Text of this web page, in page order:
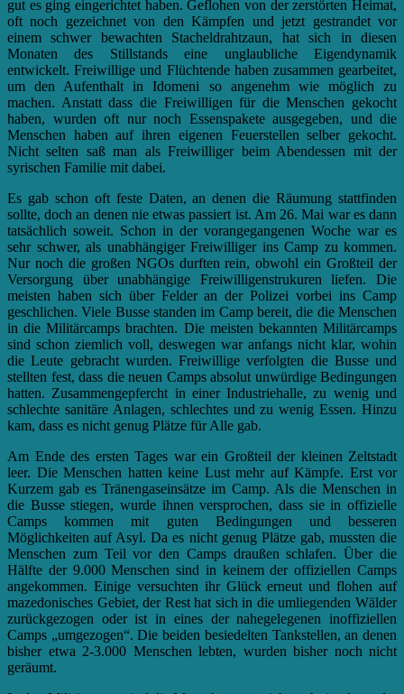
gut es ging eingerichtet haben. Geflohen von der zerstörten Heimat,
oft noch gezeichnet von den Kämpfen und jetzt gestrandet vor
einem schwer bewachten Stacheldrahtzaun, hat sich in diesen
Monaten des Stillstands eine unglaubliche Eigendynamik
entwickelt. Freiwillige und Flüchtende haben zusammen gearbeitet,
um den Aufenthalt in Idomeni so angenehm wie möglich zu
machen. Anstatt dass die Freiwilligen für die Menschen gekocht
haben, wurden oft nur noch Essenspakete ausgegeben, und die
Menschen haben auf ihren eigenen Feuerstellen selber gekocht.
Nicht selten saß man als Freiwilliger beim Abendessen mit der
syrischen Familie mit dabei.
Es gab schon oft feste Daten, an denen die Räumung stattfinden
sollte, doch an denen nie etwas passiert ist. Am 26. Mai war es dann
tatsächlich soweit. Schon in der vorangegangenen Woche war es
sehr schwer, als unabhängiger Freiwilliger ins Camp zu kommen.
Nur noch die großen NGOs durften rein, obwohl ein Großteil der
Versorgung über unabhängige Freiwilligenstrukuren liefen. Die
meisten haben sich über Felder an der Polizei vorbei ins Camp
geschlichen. Viele Busse standen im Camp bereit, die die Menschen
in die Militärcamps brachten. Die meisten bekannten Militärcamps
sind schon ziemlich voll, deswegen war anfangs nicht klar, wohin
die Leute gebracht wurden. Freiwillige verfolgten die Busse und
stellten fest, dass die neuen Camps absolut unwürdige Bedingungen
hatten. Zusammengepfercht in einer Industriehalle, zu wenig und
schlechte sanitäre Anlagen, schlechtes und zu wenig Essen. Hinzu
kam, dass es nicht genug Plätze für Alle gab.
Am Ende des ersten Tages war ein Großteil der kleinen Zeltstadt
leer. Die Menschen hatten keine Lust mehr auf Kämpfe. Erst vor
Kurzem gab es Tränengaseinsätze im Camp. Als die Menschen in
die Busse stiegen, wurde ihnen versprochen, dass sie in offizielle
Camps kommen mit guten Bedingungen und besseren
Möglichkeiten auf Asyl. Da es nicht genug Plätze gab, mussten die
Menschen zum Teil vor den Camps draußen schlafen. Über die
Hälfte der 9.000 Menschen sind in keinem der offiziellen Camps
angekommen. Einige versuchten ihr Glück erneut und flohen auf
mazedonisches Gebiet, der Rest hat sich in die umliegenden Wälder
zurückgezogen oder ist in eines der nahegelegenen inoffiziellen
Camps „umgezogen“. Die beiden besiedelten Tankstellen, an denen
bisher etwa 2-3.000 Menschen lebten, wurden bisher noch nicht
geräumt.